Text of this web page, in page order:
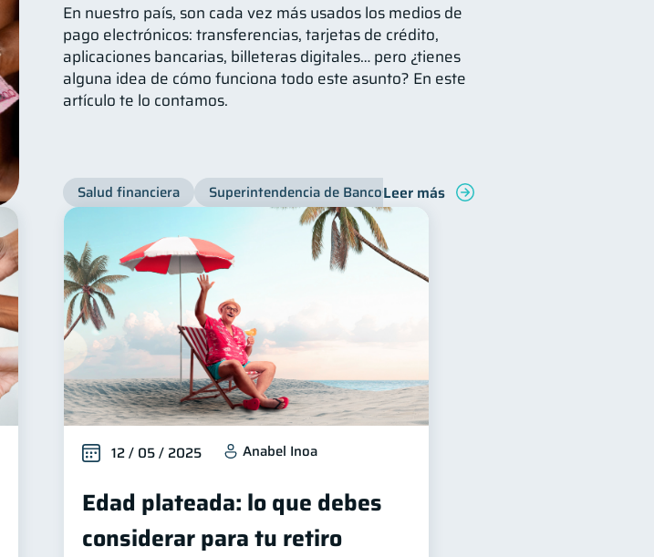
En nuestro país, son cada vez más usados los medios de
pago electrónicos: transferencias, tarjetas de crédito,
aplicaciones bancarias, billeteras digitales… pero ¿tienes
alguna idea de cómo funciona todo este asunto? En este
artículo te lo contamos.
Salud financiera Superintendencia de BancosLeer más
12 / 05 / 2025 Anabel Inoa
Edad plateada: lo que debes
considerar para tu retiro